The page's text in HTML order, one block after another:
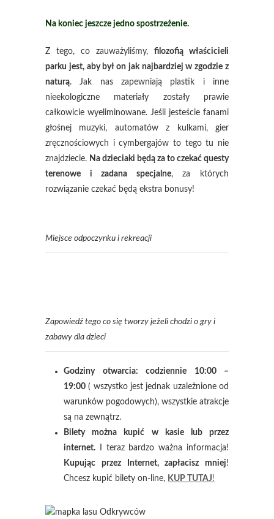
Na koniec jeszcze jedno spostrzeżenie.
Z tego, co zauważyliśmy, filozofią właścicieli
parku jest, aby był on jak najbardziej w zgodzie z
naturą. Jak nas zapewniają plastik i inne
nieekologiczne materiały zostały prawie
całkowicie wyeliminowane. Jeśli jesteście fanami
głośnej muzyki, automatów z kulkami, gier
zręcznościowych i cymbergajów to tego tu nie
znajdziecie. Na dzieciaki będą za to czekać questy
terenowe i zadana specjalne, za których
rozwiązanie czekać będą ekstra bonusy!
Miejsce odpoczynku i rekreacji
Zapowiedź tego co się tworzy jeżeli chodzi o gry i
zabawy dla dzieci
Godziny otwarcia: codziennie 10:00 –
19:00 ( wszystko jest jednak uzależnione od
warunków pogodowych), wszystkie atrakcje
są na zewnątrz.
Bilety można kupić w kasie lub przez
internet. I teraz bardzo ważna informacja!
Kupując przez Internet, zapłacisz mniej!
Chcesz kupić bilety on-line, KUP TUTAJ!